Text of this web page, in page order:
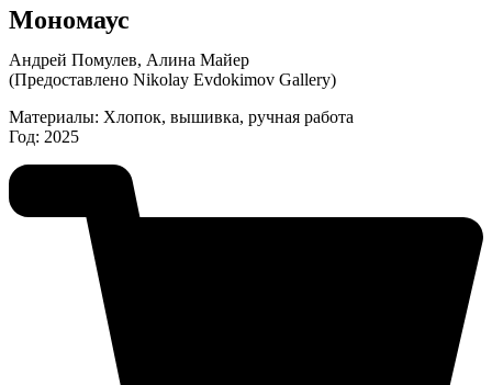
Мономаус
Андрей Помулев, Алина Майер
(Предоставлено Nikolay Evdokimov Gallery)
Материалы: Хлопок, вышивка, ручная работа
Год: 2025